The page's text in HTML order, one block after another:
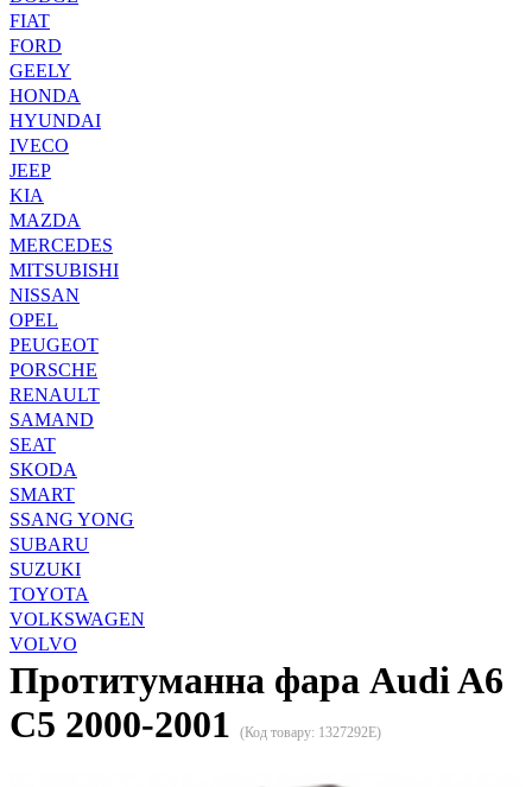
FIAT
FORD
GEELY
HONDA
HYUNDAI
IVECO
JEEP
KIA
MAZDA
MERCEDES
MITSUBISHI
NISSAN
OPEL
PEUGEOT
PORSCHE
RENAULT
SAMAND
SEAT
SKODA
SMART
SSANG YONG
SUBARU
SUZUKI
TOYOTA
VOLKSWAGEN
VOLVO
Протитуманна фара Audi A6
C5 2000-2001
(Код товару: 1327292E)